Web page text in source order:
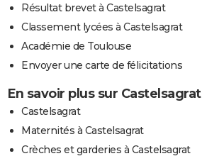
Résultat brevet à Castelsagrat
Classement lycées à Castelsagrat
Académie de Toulouse
Envoyer une carte de félicitations
En savoir plus sur Castelsagrat
Castelsagrat
Maternités à Castelsagrat
Crèches et garderies à Castelsagrat